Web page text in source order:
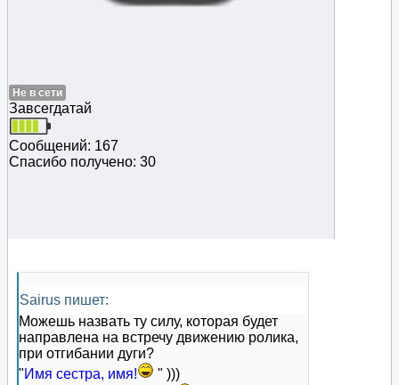
Не в сети
Завсегдатай
Сообщений: 167
Спасибо получено: 30
Sairus пишет:
Можешь назвать ту силу, которая будет
направлена на встречу движению ролика,
при отгибании дуги?
"Имя сестра, имя!
" )))